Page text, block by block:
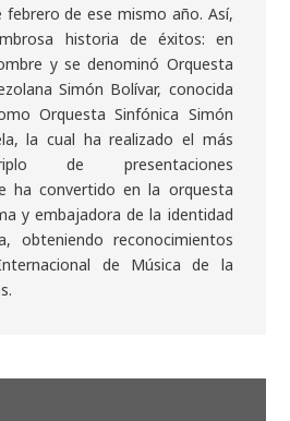
febrero de ese mismo año. Así,
historia de éxitos: en
y se denominó Orquesta
Simón Bolívar, conocida
Orquesta Sinfónica Simón
la cual ha realizado el más
de presentaciones
ha convertido en la orquesta
y embajadora de la identidad
obteniendo reconocimientos
de Música de la